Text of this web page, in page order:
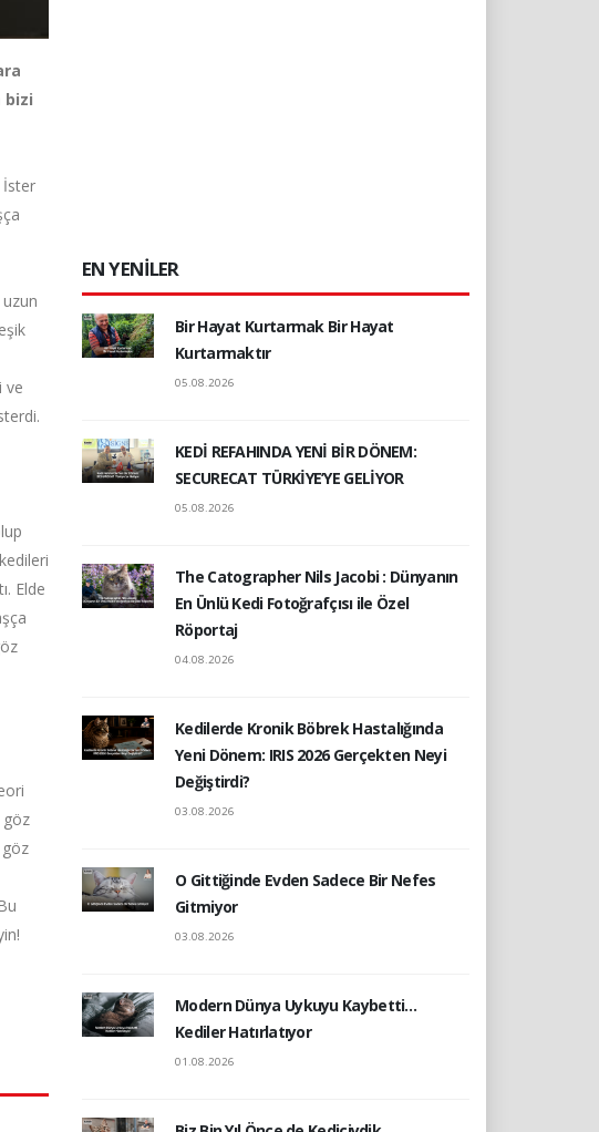
bizi
İster
ve
Elde
göz
göz
EN YENİLER
Bir Hayat Kurtarmak Bir Hayat
Kurtarmaktır
05.08.2026
KEDİ REFAHINDA YENİ BİR DÖNEM:
SECURECAT TÜRKİYE’YE GELİYOR
05.08.2026
The Catographer Nils Jacobi : Dünyanın
En Ünlü Kedi Fotoğrafçısı ile Özel
Röportaj
04.08.2026
Kedilerde Kronik Böbrek Hastalığında
Yeni Dönem: IRIS 2026 Gerçekten Neyi
Değiştirdi?
03.08.2026
O Gittiğinde Evden Sadece Bir Nefes
Gitmiyor
03.08.2026
Modern Dünya Uykuyu Kaybetti…
Kediler Hatırlatıyor
01.08.2026